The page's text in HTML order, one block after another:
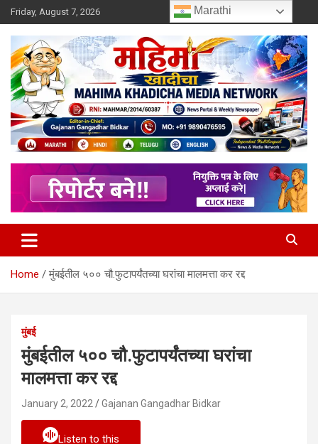
Skip
to
content
Friday, August 7, 2026
Mahimakhadicha
Home मुंबईतील ५०० चौ.फुटापर्यंतच्या घरांचा मालमत्ता कर रद्द
मुंबई
मुंबईतील ५०० चौ.फुटापर्यंतच्या घरांचा
मालमत्ता कर रद्द
January 2, 2022 Gajanan Gangadhar Bidkar
Listen to this
Marathi